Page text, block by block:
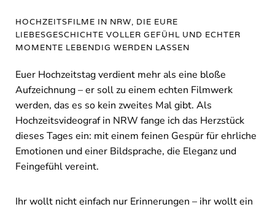
HOCHZEITSFILME IN NRW, DIE EURE
LIEBESGESCHICHTE VOLLER GEFÜHL UND ECHTER
MOMENTE LEBENDIG WERDEN LASSEN
Euer Hochzeitstag verdient mehr als eine bloße
Aufzeichnung – er soll zu einem echten Filmwerk
werden, das es so kein zweites Mal gibt. Als
Hochzeitsvideograf in NRW fange ich das Herzstück
dieses Tages ein: mit einem feinen Gespür für ehrliche
Emotionen und einer Bildsprache, die Eleganz und
Feingefühl vereint.
Ihr wollt nicht einfach nur Erinnerungen – ihr wollt ein